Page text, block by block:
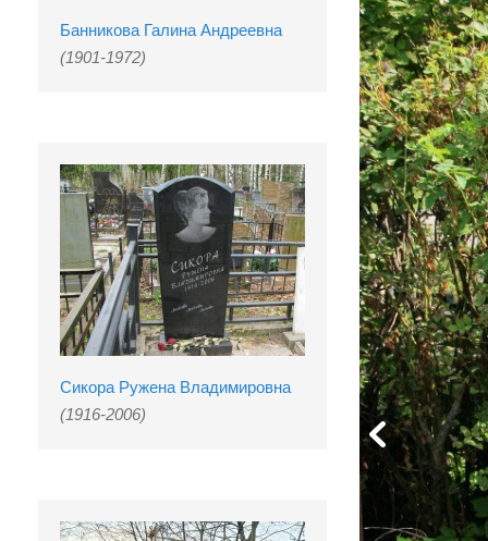
Банникова Галина Андреевна
(1901-1972)
Сикора Ружена Владимировна
(1916-2006)